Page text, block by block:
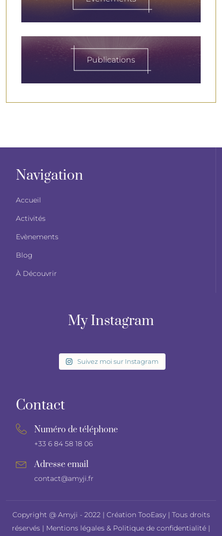
Publications
Navigation
Accueil
Activités
Evènements
Blog
À Découvrir
My Instagram
Suivez moi sur Instagram
Contact
Numéro de téléphone
+33 6 84 58 18 06
Adresse email
contact@amyji.fr
Copyright @ Amyji - 2022 | Création TooEasy | Tous droits
réservés | Mentions légales & Politique de confidentialité |